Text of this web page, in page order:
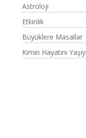
Astroloji
Etkinlik
Büyüklere Masallar
Kimin Hayatını